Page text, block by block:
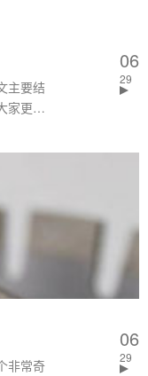
主要结
家更好
06
29
非常奇
06
29